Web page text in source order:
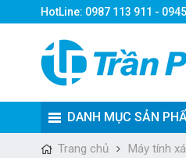
HotLine: 0987 113 911 -
DANH MỤC SẢN
Trang chủ Máy tính